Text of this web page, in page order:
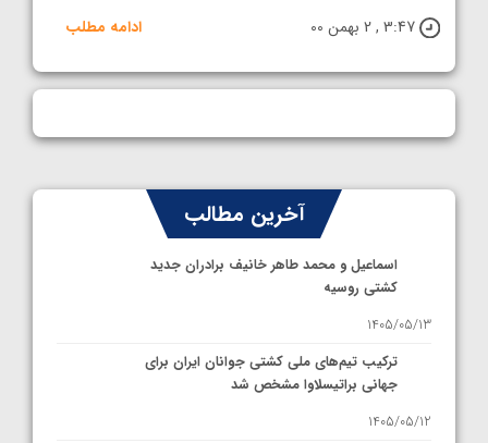
3:47 , 2 بهمن 00
ادامه مطلب
آخرین مطالب
اسماعیل و محمد طاهر خانیف برادران جدید
کشتی روسیه
1405/05/13
ترکیب تیم‌های ملی کشتی جوانان ایران برای
جهانی براتیسلاوا مشخص شد
1405/05/12